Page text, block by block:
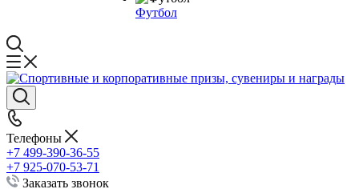
Футбол
Телефоны
+7 499-390-36-55
+7 925-070-53-71
Заказать звонок